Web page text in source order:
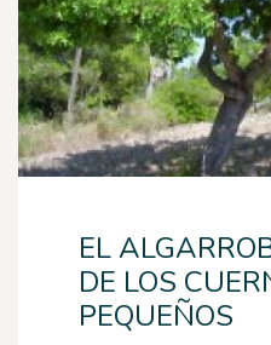
EL
DE LOS
PEQUEÑOS